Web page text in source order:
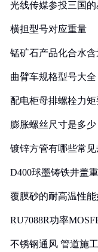
光线传媒参投三国
横担型号对应重量
锰矿石产品化合水含
曲臂车规格型号大全
配电柜母排螺栓力
膨胀螺丝尺寸是多少
镀锌方管有哪些常
D400球墨铸铁井盖
覆膜砂的耐高温性
RU7088R功率
不锈钢通风 管道施工